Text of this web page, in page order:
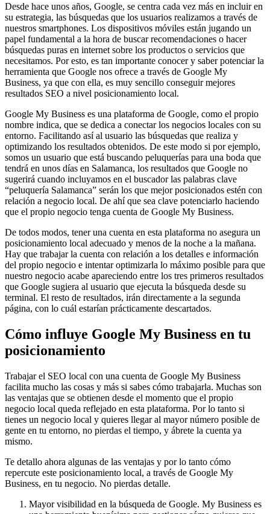
Desde hace unos años, Google, se centra cada vez más en incluir en
su estrategia, las búsquedas que los usuarios realizamos a través de
nuestros smartphones. Los dispositivos móviles están jugando un
papel fundamental a la hora de buscar recomendaciones o hacer
búsquedas puras en internet sobre los productos o servicios que
necesitamos. Por esto, es tan importante conocer y saber potenciar la
herramienta que Google nos ofrece a través de Google My
Business, ya que con ella, es muy sencillo conseguir mejores
resultados SEO a nivel posicionamiento local.
Google My Business es una plataforma de Google, como el propio
nombre indica, que se dedica a conectar los negocios locales con su
entorno. Facilitando así al usuario las búsquedas que realiza y
optimizando los resultados obtenidos. De este modo si por ejemplo,
somos un usuario que está buscando peluquerías para una boda que
tendrá en unos días en Salamanca, los resultados que Google no
sugerirá cuando incluyamos en el buscador las palabras clave
“peluquería Salamanca” serán los que mejor posicionados estén con
relación a negocio local. De ahí que sea clave potenciarlo haciendo
que el propio negocio tenga cuenta de Google My Business.
De todos modos, tener una cuenta en esta plataforma no asegura un
posicionamiento local adecuado y menos de la noche a la mañana.
Hay que trabajar la cuenta con relación a los detalles e información
del propio negocio e intentar optimizarla lo máximo posible para que
nuestro negocio acabe apareciendo entre los tres primeros resultados
que Google sugiera al usuario que ejecuta la búsqueda desde su
terminal. El resto de resultados, irán directamente a la segunda
página, con lo cuál estarían prácticamente descartados.
Cómo influye Google My Business en tu
posicionamiento
Trabajar el SEO local con una cuenta de Google My Business
facilita mucho las cosas y más si sabes cómo trabajarla. Muchas son
las ventajas que se obtienen desde el momento que el propio
negocio local queda reflejado en esta plataforma. Por lo tanto si
tienes un negocio local y quieres llegar al mayor número posible de
gente en tu entorno, no pierdas el tiempo, y ábrete la cuenta ya
mismo.
Te detallo ahora algunas de las ventajas y por lo tanto cómo
repercute este posicionamiento local, a través de Google My
Business, en tu negocio. No pierdas detalle.
Mayor visibilidad en la búsqueda de Google. My Business es